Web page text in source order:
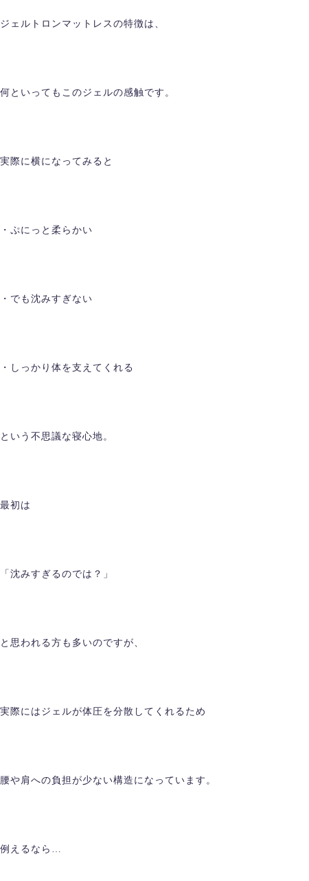
ジェルトロンマットレスの特徴は、
何といってもこのジェルの感触です。
実際に横になってみると
・ぷにっと柔らかい
・でも沈みすぎない
・しっかり体を支えてくれる
という不思議な寝心地。
最初は
「沈みすぎるのでは？」
と思われる方も多いのですが、
実際にはジェルが体圧を分散してくれるため
腰や肩への負担が少ない構造になっています。
例えるなら…